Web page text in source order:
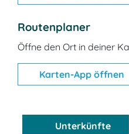
Routenplaner
Öffne den Ort in deiner
Karten-App öffnen
Unterkünfte